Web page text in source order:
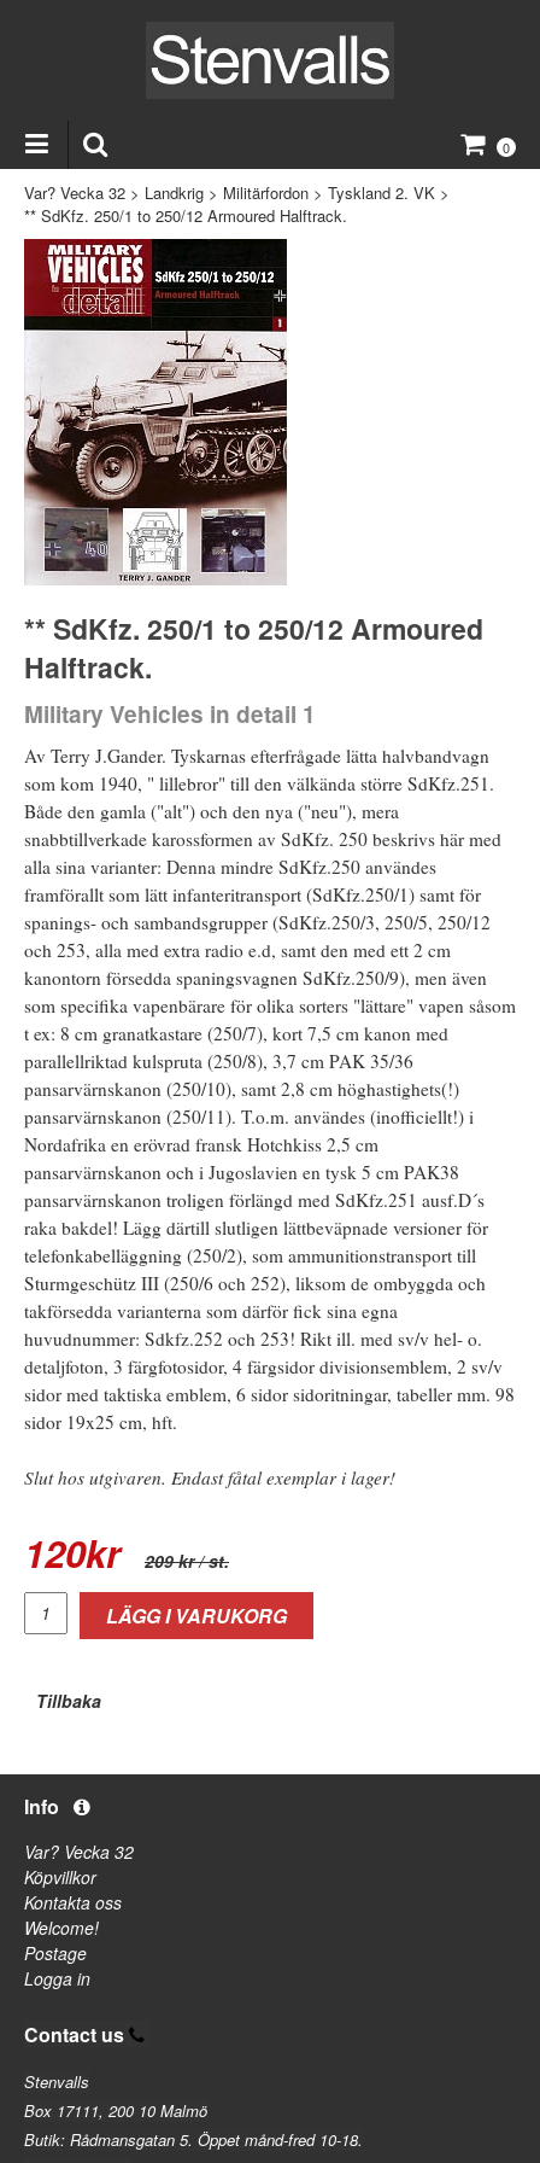
0
Var? Vecka 32 > Landkrig > Militärfordon > Tyskland 2. VK >
** SdKfz. 250/1 to 250/12 Armoured Halftrack.
** SdKfz. 250/1 to 250/12 Armoured
Halftrack.
Military Vehicles in detail 1
Av Terry J.Gander. Tyskarnas efterfrågade lätta halvbandvagn
som kom 1940, " lillebror" till den välkända större SdKfz.251.
Både den gamla ("alt") och den nya ("neu"), mera
snabbtillverkade karossformen av SdKfz. 250 beskrivs här med
alla sina varianter: Denna mindre SdKfz.250 användes
framförallt som lätt infanteritransport (SdKfz.250/1) samt för
spanings- och sambandsgrupper (SdKfz.250/3, 250/5, 250/12
och 253, alla med extra radio e.d, samt den med ett 2 cm
kanontorn försedda spaningsvagnen SdKfz.250/9), men även
som specifika vapenbärare för olika sorters "lättare" vapen såsom
t ex: 8 cm granatkastare (250/7), kort 7,5 cm kanon med
parallellriktad kulspruta (250/8), 3,7 cm PAK 35/36
pansarvärnskanon (250/10), samt 2,8 cm höghastighets(!)
pansarvärnskanon (250/11). T.o.m. användes (inofficiellt!) i
Nordafrika en erövrad fransk Hotchkiss 2,5 cm
pansarvärnskanon och i Jugoslavien en tysk 5 cm PAK38
pansarvärnskanon troligen förlängd med SdKfz.251 ausf.D´s
raka bakdel! Lägg därtill slutligen lättbeväpnade versioner för
telefonkabelläggning (250/2), som ammunitionstransport till
Sturmgeschütz III (250/6 och 252), liksom de ombyggda och
takförsedda varianterna som därför fick sina egna
huvudnummer: Sdkfz.252 och 253! Rikt ill. med sv/v hel- o.
detaljfoton, 3 färgfotosidor, 4 färgsidor divisionsemblem, 2 sv/v
sidor med taktiska emblem, 6 sidor sidoritningar, tabeller mm. 98
sidor 19x25 cm, hft.
Slut hos utgivaren. Endast fåtal exemplar i lager!
120kr 209 kr/ st.
LÄGG I VARUKORG
Tillbaka
Info
Var? Vecka 32
Köpvillkor
Kontakta oss
Welcome!
Postage
Logga in
Contact us
Stenvalls
Box 17111, 200 10 Malmö
Butik: Rådmansgatan 5. Öppet månd-fred 10-18.